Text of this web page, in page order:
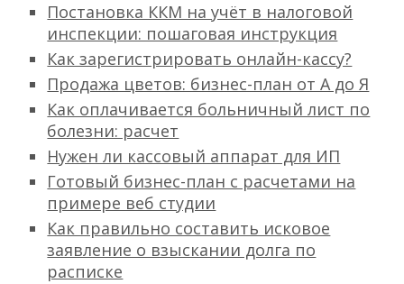
Постановка ККМ на учёт в налоговой
инспекции: пошаговая инструкция
Как зарегистрировать онлайн-кассу?
Продажа цветов: бизнес-план от А до Я
Как оплачивается больничный лист по
болезни: расчет
Нужен ли кассовый аппарат для ИП
Готовый бизнес-план с расчетами на
примере веб студии
Как правильно составить исковое
заявление о взыскании долга по
расписке